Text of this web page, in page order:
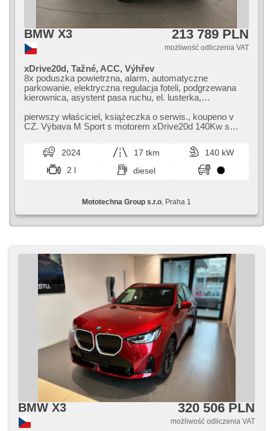
BMW X3 213 789 PLN
możliwość odliczenia VAT
xDrive20d, Tažné, ACC, Výhřev
8x poduszka powietrzna, alarm, automatyczne
parkowanie, elektryczna regulacja foteli, podgrzewana
kierownica, asystent pasa ruchu, el. lusterka,
szyby, relingi dachowe, radio fabryczne, klimatronic,
ABS, przeciwpoślizgowy system kół (ASR), centralny
stabilizacja podwozia (ESP), podgrzewane fotele,
skórzanna tapicerka, czujnik deszczu, przycisk start,
fotele sportowe, hak holowniczy, czujnik ciśnienia opon,
USB, automat, napęd 4x4
pierwszy właściciel,​ książeczka o serwis.,​ koupeno v
CZ. Výbava M Sport s motorem xDrive20d 140Kw s
2024 17 tkm
140 kW
2 l
diesel
Mototechna Group s.r.o , Praha 1
BMW X3 320 506 PLN
możliwość odliczenia VAT